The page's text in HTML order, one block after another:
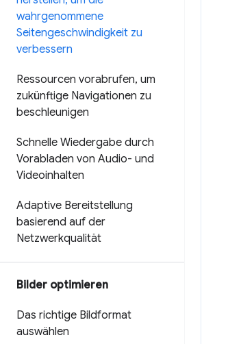
wahrgenommene
Seitengeschwindigkeit zu
verbessern
Ressourcen vorabrufen, um
zukünftige Navigationen zu
beschleunigen
Schnelle Wiedergabe durch
Vorabladen von Audio- und
Videoinhalten
Adaptive Bereitstellung
basierend auf der
Netzwerkqualität
Bilder optimieren
Das richtige Bildformat
auswählen